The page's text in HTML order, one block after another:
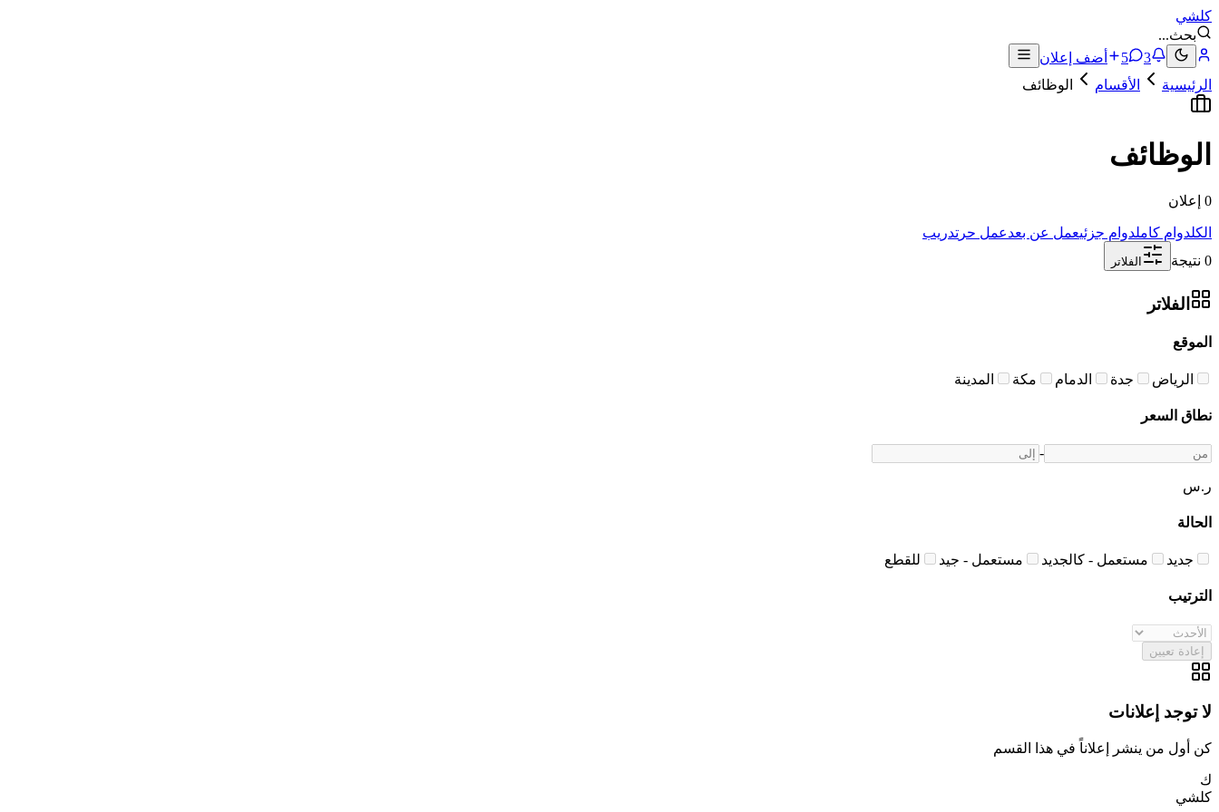
كلشي
بحث...
3
5
أضف إعلان
الرئيسية
الأقسام الوظائف
الوظائف
0 إعلان
الكلدوام كاملدوام جزئيعمل عن بعدعمل حر تدريب
0 نتيجة
الفلاتر
الفلاتر
الموقع
الرياض جدة الدمام مكة المدينة
نطاق السعر
-
ر.س
الحالة
جديد مستعمل - كالجديد مستعمل - جيد للقطع
الترتيب
إعادة تعيين
لا توجد إعلانات
كن أول من ينشر إعلاناً في هذا القسم
ك
كلشي